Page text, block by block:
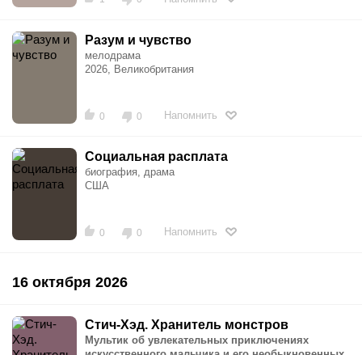
Разум и чувство
мелодрама
2026, Великобритания
0 0 Напомнить
Социальная расплата
биография, драма
США
0 0 Напомнить
16 октября 2026
Стич-Хэд. Хранитель монстров
Мультик об увлекательных приключениях